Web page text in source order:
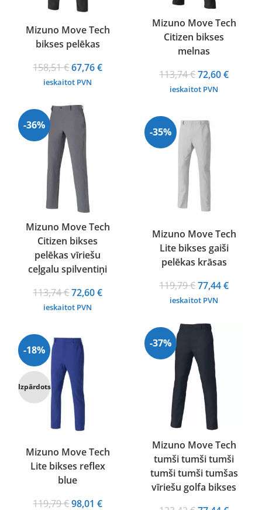
Mizuno Move Tech
bikses pelēkas
158,51€Original
price
158,51 €.
67,76€Current
ieskaitot PVN
Mizuno Move Tech
Citizen bikses
melnas
113,74€Original
price
72,60€
ieskaitot PVN
-36%
Mizuno Move Tech
Citizen bikses
pelēkas vīriešu
ceļgalu spilventiņi
113,74€Original
price
72,60€Current
ieskaitot PVN
-35%
Mizuno Move Tech
Lite bikses gaiši
pelēkas krāsas
119,79€Original
price
119,79 €.
77,44€
ieskaitot PVN
-18%
Izpārdots
Mizuno Move Tech
Lite bikses reflex
blue
119,79€Original
98,01€Current
-37%
Mizuno Move Tech
tumši tumši tumši
tumši tumši tumšas
vīriešu golfa bikses